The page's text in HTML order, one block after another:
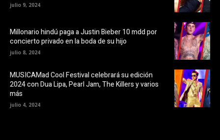
n
n
t
a
n
a
e
v
a
julio 9, 2024
Millonario hindú paga a Justin Bieber 10 mdd por
concierto privado en la boda de su hijo
julio 8, 2024
MUSICAMad Cool Festival celebrará su edición
2024 con Dua Lipa, Pearl Jam, The Killers y varios
más
julio 4, 2024